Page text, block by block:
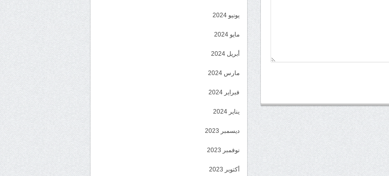
يونيو 2024
مايو 2024
أبريل 2024
مارس 2024
فبراير 2024
يناير 2024
ديسمبر 2023
نوفمبر 2023
أكتوبر 2023